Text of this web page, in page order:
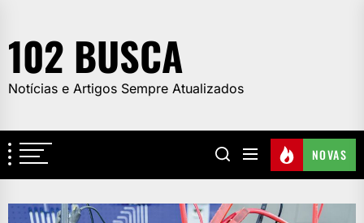
the
content
102 BUSCA
Notícias e Artigos Sempre Atualizados
NOVAS